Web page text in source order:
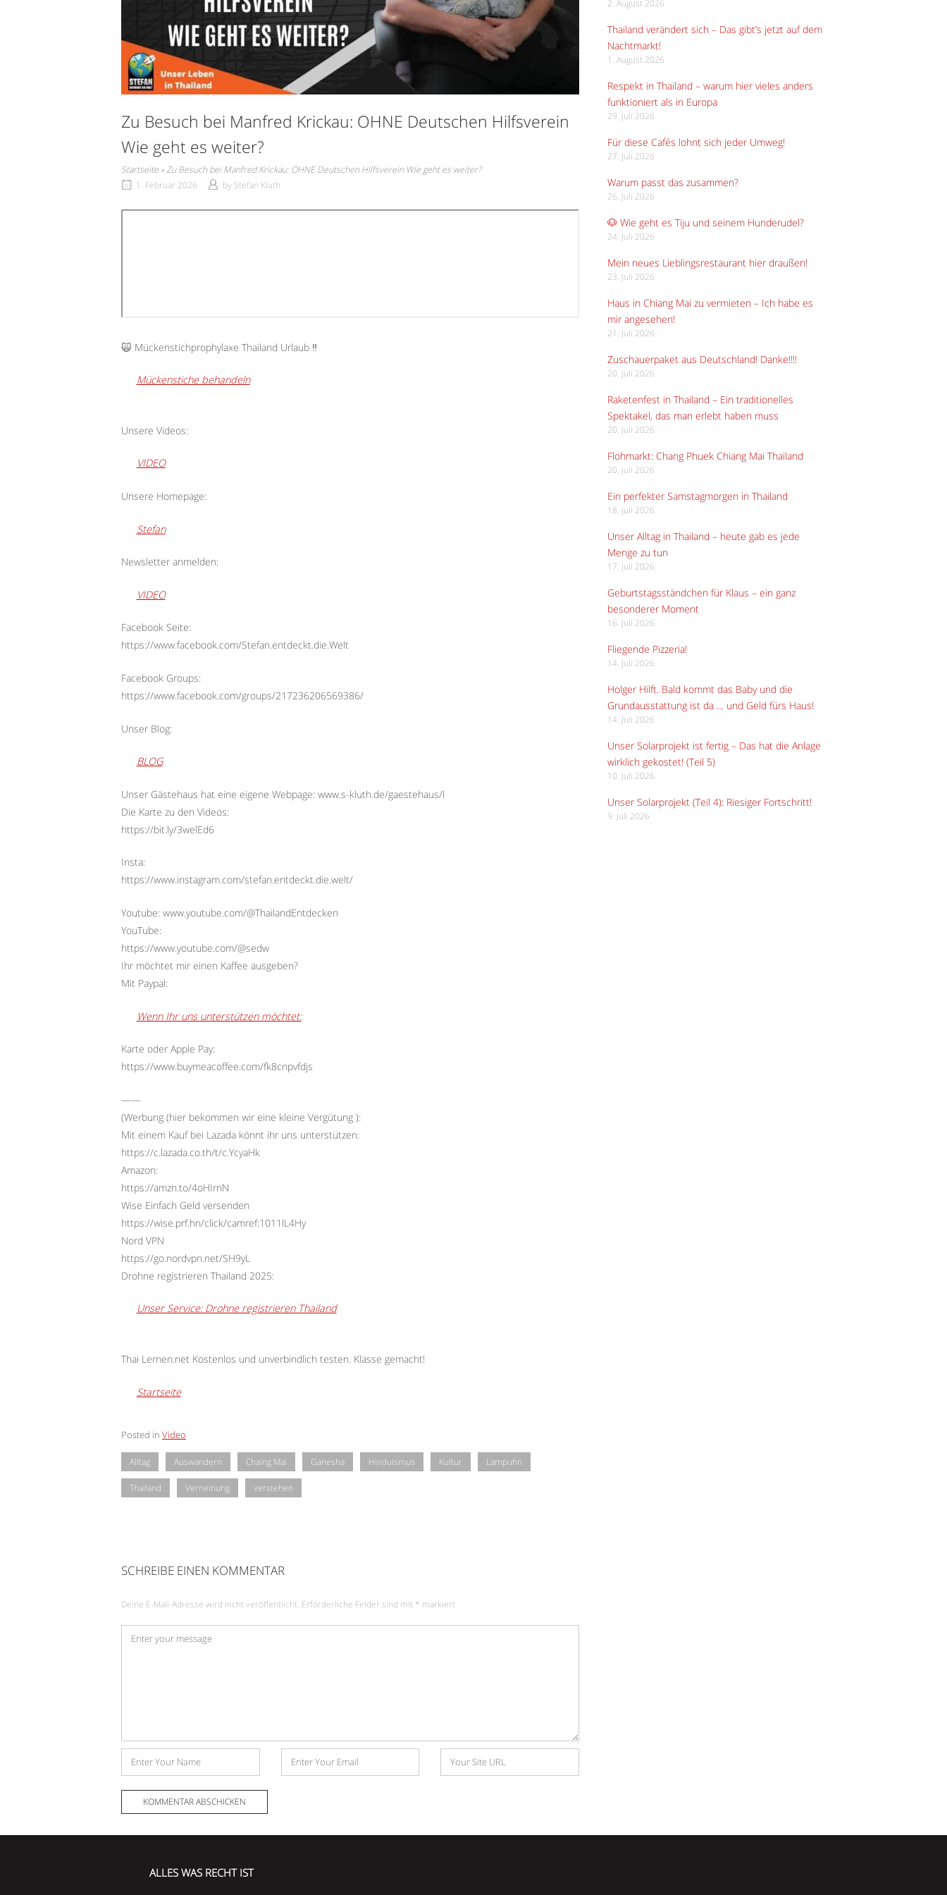
Zu Besuch bei Manfred Krickau: OHNE Deutschen Hilfsverein
Wie geht es weiter?
Startseite »Zu Besuch bei Manfred Krickau: OHNE Deutschen Hilfsverein Wie geht es weiter?
1. Februar 2026
by Stefan Kluth
🙀 Mückenstichprophylaxe Thailand Urlaub ‼️
Mückenstiche behandeln
Unsere Videos:
VIDEO
Unsere Homepage:
Stefan
Newsletter anmelden:
VIDEO
Facebook Seite:
https://www.facebook.com/Stefan.entdeckt.die.Welt
Facebook Groups:
https://www.facebook.com/groups/217236206569386/
Unser Blog:
BLOG
Unser Gästehaus hat eine eigene Webpage: www.s-kluth.de/gaestehaus/l
Die Karte zu den Videos:
https://bit.ly/3welEd6
Insta:
https://www.instagram.com/stefan.entdeckt.die.welt/
Youtube: www.youtube.com/@ThailandEntdecken
YouTube:
https://www.youtube.com/@sedw
Ihr möchtet mir einen Kaffee ausgeben?
Mit Paypal:
Wenn Ihr uns unterstützen möchtet:
Karte oder Apple Pay:
https://www.buymeacoffee.com/fk8cnpvfdjs
——
(Werbung (hier bekommen wir eine kleine Vergütung ):
Mit einem Kauf bei Lazada könnt ihr uns unterstützen:
https://c.lazada.co.th/t/c.YcyaHk
Amazon:
https://amzn.to/4oHIrnN
Wise Einfach Geld versenden
https://wise.prf.hn/click/camref:1011lL4Hy
Nord VPN
https://go.nordvpn.net/SH9yL
Drohne registrieren Thailand 2025:
Unser Service: Drohne registrieren Thailand
Thai Lernen.net Kostenlos und unverbindlich testen. Klasse gemacht!
Startseite
Posted in Video
Alltag Auswandern Chaing Mai Ganesha Hinduismus Kultur Lampuhn
Thailand Verneinung verstehen
SCHREIBE EINEN KOMMENTAR
Deine E-Mail-Adresse wird nicht veröffentlicht. Erforderliche Felder sind mit * markiert
Kommentar
Name
Mail-
Website
2. August 2026
Thailand verändert sich – Das gibt’s jetzt auf dem
Nachtmarkt!
1. August 2026
Respekt in Thailand – warum hier vieles anders
funktioniert als in Europa
29. Juli 2026
Für diese Cafés lohnt sich jeder Umweg!
27. Juli 2026
Warum passt das zusammen?
26. Juli 2026
🐶 Wie geht es Tiju und seinem Hunderudel?
24. Juli 2026
Mein neues Lieblingsrestaurant hier draußen!
23. Juli 2026
Haus in Chiang Mai zu vermieten – Ich habe es
mir angesehen!
21. Juli 2026
Zuschauerpaket aus Deutschland! Danke!!!!
20. Juli 2026
Raketenfest in Thailand – Ein traditionelles
Spektakel, das man erlebt haben muss
20. Juli 2026
Flohmarkt: Chang Phuek Chiang Mai Thailand
20. Juli 2026
Ein perfekter Samstagmorgen in Thailand
18. Juli 2026
Unser Alltag in Thailand – heute gab es jede
Menge zu tun
17. Juli 2026
Geburtstagsständchen für Klaus – ein ganz
besonderer Moment
16. Juli 2026
Fliegende Pizzeria!
14. Juli 2026
Holger Hilft. Bald kommt das Baby und die
Grundausstattung ist da … und Geld fürs Haus!
14. Juli 2026
Unser Solarprojekt ist fertig – Das hat die Anlage
wirklich gekostet! (Teil 5)
10. Juli 2026
Unser Solarprojekt (Teil 4): Riesiger Fortschritt!
9. Juli 2026
ALLES WAS RECHT IST